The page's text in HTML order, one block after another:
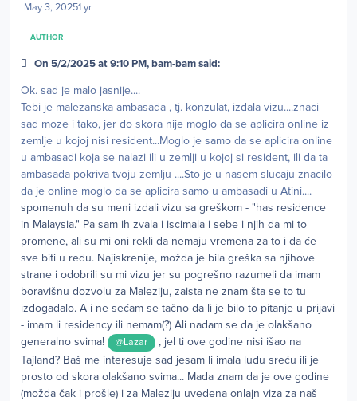
May 3, 20251 yr
AUTHOR
On 5/2/2025 at 9:10 PM, bam-bam said:
Ok. sad je malo jasnije....
Tebi je malezanska ambasada , tj. konzulat, izdala vizu....znaci
sad moze i tako, jer do skora nije moglo da se aplicira online iz
zemlje u kojoj nisi resident...Moglo je samo da se aplicira online
u ambasadi koja se nalazi ili u zemlji u kojoj si resident, ili da ta
ambasada pokriva tvoju zemlju ....Sto je u nasem slucaju znacilo
da je online moglo da se aplicira samo u ambasadi u Atini....
spomenuh da su meni izdali vizu sa greškom - "has residence
in Malaysia." Pa sam ih zvala i iscimala i sebe i njih da mi to
promene, ali su mi oni rekli da nemaju vremena za to i da će
sve biti u redu. Najiskrenije, možda je bila greška sa njihove
strane i odobrili su mi vizu jer su pogrešno razumeli da imam
boravišnu dozvolu za Maleziju, zaista ne znam šta se to tu
izdogađalo. A i ne sećam se tačno da li je bilo to pitanje u prijavi
- imam li residency ili nemam(?) Ali nadam se da je olakšano
generalno svima!
@Lazar
, jel ti ove godine nisi išao na
Tajland? Baš me interesuje sad jesam li imala ludu sreću ili je
prosto od skora olakšano svima... Mada znam da je ove godine
(možda čak i prošle) i za Maleziju uvedena onlajn viza za naš